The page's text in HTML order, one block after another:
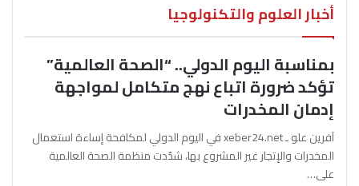
أخبار العلوم والتكنولوجيا
بمناسبة اليوم الدولي.. “الصحة العالمية”
تؤكد ضرورة اتباع نهج متكامل لمواجهة
إدمان المخدرات
آفرين علو ـ xeber24.net في اليوم الدولي لمكافحة إساءة استعمال
المخدرات والإتجار غير المشروع بها، شدّدت منظمة الصحة العالمية
على…